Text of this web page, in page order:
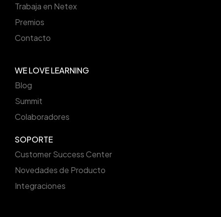
Trabaja en Netex
Premios
Contacto
WE LOVE LEARNING
Blog
Summit
Colaboradores
SOPORTE
Customer Success Center
Novedades de Producto
Integraciones